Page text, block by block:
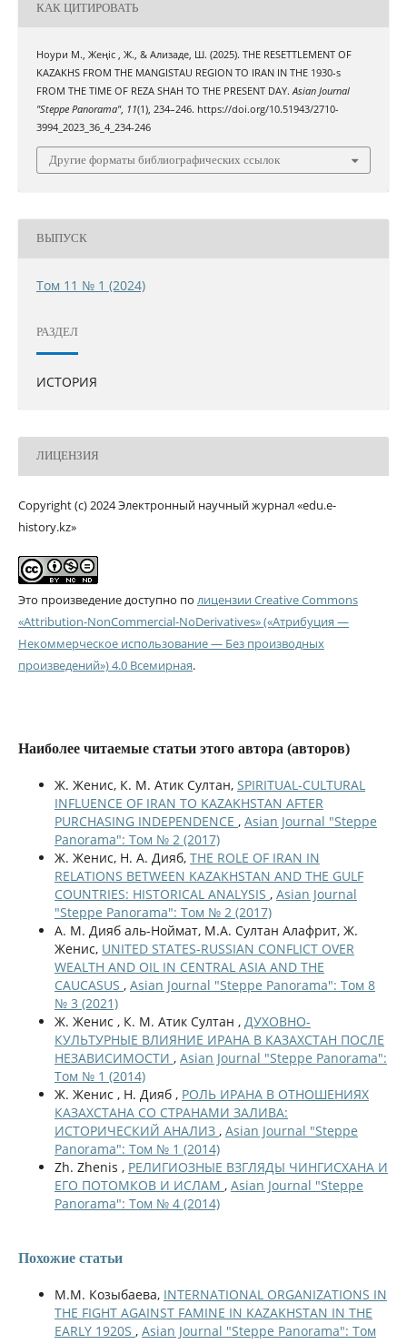
КАК ЦИТИРОВАТЬ
Ноури M., Жеңіс , Ж., & Ализаде, Ш. (2025). THE RESETTLEMENT OF
KAZAKHS FROM THE MANGISTAU REGION TO IRAN IN THE 1930-s
FROM THE TIME OF REZA SHAH TO THE PRESENT DAY.Asian Journal
"Steppe Panorama", 11(1), 234–246. https://doi.org/10.51943/2710-
3994_2023_36_4_234-246
Другие форматы библиографических ссылок
ВЫПУСК
Том 11 № 1 (2024)
РАЗДЕЛ
ИСТОРИЯ
ЛИЦЕНЗИЯ
Copyright (c) 2024 Электронный научный журнал «edu.e-
history.kz»
Это произведение доступно по лицензии Creative Commons
«Attribution-NonCommercial-NoDerivatives» («Атрибуция —
Некоммерческое использование — Без производных
произведений») 4.0 Всемирная.
Наиболее читаемые статьи этого автора (авторов)
Ж. Женис, К. М. Атик Султан, SPIRITUAL-CULTURAL
INFLUENCE OF IRAN TO KAZAKHSTAN AFTER
PURCHASING INDEPENDENCE , Asian Journal "Steppe
Panorama": Том № 2 (2017)
Ж. Женис, Н. А. Дияб, THE ROLE OF IRAN IN
RELATIONS BETWEEN KAZAKHSTAN AND THE GULF
COUNTRIES: HISTORICAL ANALYSIS , Asian Journal
"Steppe Panorama": Том № 2 (2017)
А. М. Дияб аль-Ноймат, М.А. Султан Алафрит, Ж.
Женис, UNITED STATES-RUSSIAN CONFLICT OVER
WEALTH AND OIL IN CENTRAL ASIA AND THE
CAUCASUS , Asian Journal "Steppe Panorama": Том 8
№ 3 (2021)
Ж. Женис , К. М. Атик Султан , ДУХОВНО-
КУЛЬТУРНЫЕ ВЛИЯНИЕ ИРАНА В КАЗАХСТАН ПОСЛЕ
НЕЗАВИСИМОСТИ , Asian Journal "Steppe Panorama":
Том № 1 (2014)
Ж. Женис , Н. Дияб , РОЛЬ ИРАНА В ОТНОШЕНИЯХ
КАЗАХСТАНА СО СТРАНАМИ ЗАЛИВА:
ИСТОРИЧЕСКИЙ АНАЛИЗ , Asian Journal "Steppe
Panorama": Том № 1 (2014)
Zh. Zhenis , РЕЛИГИОЗНЫЕ ВЗГЛЯДЫ ЧИНГИСХАНА И
ЕГО ПОТОМКОВ И ИСЛАМ , Asian Journal "Steppe
Panorama": Том № 4 (2014)
Похожие статьи
М.М. Козыбаева, INTERNATIONAL ORGANIZATIONS IN
THE FIGHT AGAINST FAMINE IN KAZAKHSTAN IN THE
EARLY 1920S , Asian Journal "Steppe Panorama": Том